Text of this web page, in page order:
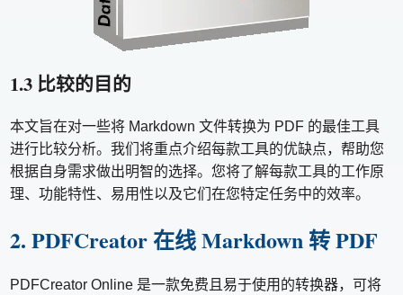
1.3 比较的目的
本文旨在对一些将 Markdown 文件转换为 PDF 的最佳工具
进行比较分析。我们将重点介绍每款工具的优缺点，帮助您
根据自身需求做出明智的选择。您将了解每款工具的工作原
理、功能特性、易用性以及它们在您特定任务中的效率。
2. PDFCreator 在线 Markdown 转 PDF
PDFCreator Online 是一款免费且易于使用的转换器，可将